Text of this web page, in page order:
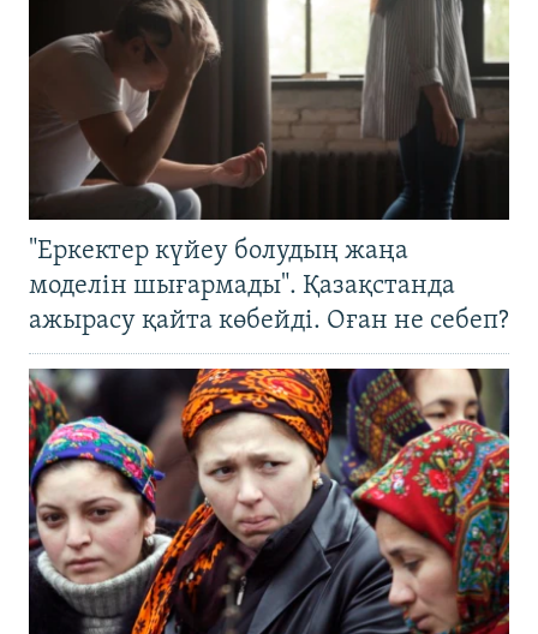
"Еркектер күйеу болудың жаңа
моделін шығармады". Қазақстанда
ажырасу қайта көбейді. Оған не себеп?